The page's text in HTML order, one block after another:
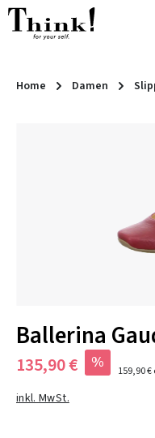
Zum Hauptinhalt springen
Home Damen
Ballerina
135,90 € % 159,90 €
inkl. MwSt.